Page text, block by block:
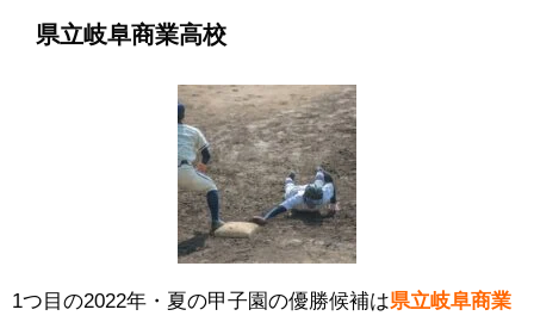
県立岐阜商業高校
1つ目の2022年・夏の甲子園の優勝候補は県立岐阜商業